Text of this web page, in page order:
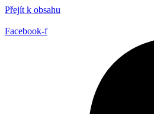
Přejít k obsahu
Facebook-f